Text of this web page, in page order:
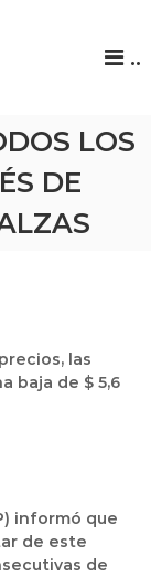
..
LOS
DE
las
baja de $ 5,6
informó que
de este
de